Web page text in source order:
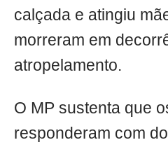
calçada e atingiu
morreram em
atropelamento.
O MP sustenta que
responderam com